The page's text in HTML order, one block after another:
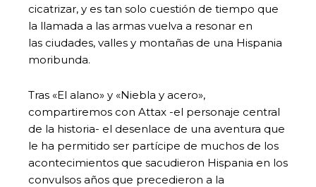
cicatrizar, y es tan solo cuestión de tiempo que
la llamada a las armas vuelva a resonar en
las ciudades, valles y montañas de una Hispania
moribunda.
Tras «El alano» y «Niebla y acero»,
compartiremos con Attax -el personaje central
de la historia- el desenlace de una aventura que
le ha permitido ser partícipe de muchos de los
acontecimientos que sacudieron Hispania en los
convulsos años que precedieron a la